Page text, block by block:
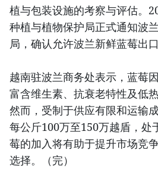
植与包装设施的考察与评估。
种植与植物保护局正式通知波
局，确认允许波兰新鲜蓝莓出口
越南驻波兰商务处表示，蓝莓
富含维生素、抗衰老特性及低
然而，受制于供应有限和运输
每公斤100万至150万越盾，处
莓的加入将有助于提升市场竞
选择。（完）